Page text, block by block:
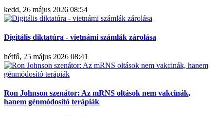
kedd, 26 május 2026 08:54
Digitális diktatúra - vietnámi számlák zárolása
hétfő, 25 május 2026 08:41
Ron Johnson szenátor: Az mRNS oltások nem vakcinák,
hanem génmódosító terápiák